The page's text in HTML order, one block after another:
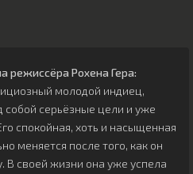
режиссёра Рохена Гера:
молодой индиец,
собой серьёзные цели и уже
спокойная, хоть и насыщенная
меняется после того, как он
В своей жизни она уже успела